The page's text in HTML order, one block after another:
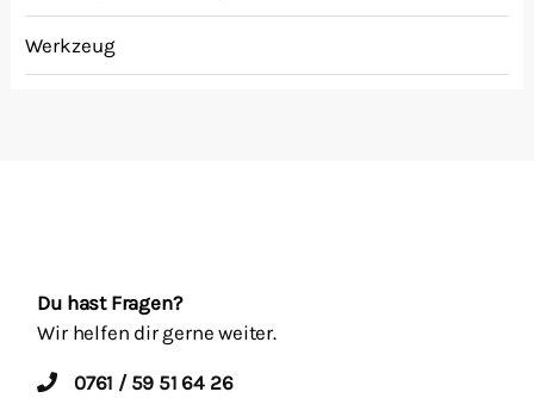
Werkzeug
Du hast Fragen?
Wir helfen dir gerne weiter.
0761 / 59 51 64 26